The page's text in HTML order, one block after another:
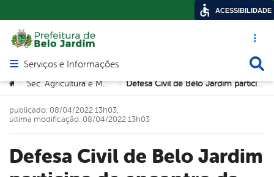
Acesso
Abrir menu principal de navegação
Serviços e Informações
Você está aqui:
> Sec. Agricultura e Meio Ambiente > Defesa Civil de Belo Jardim participa de encontro da Operação Inverno 2022 com 27 municípios do Agreste
Defesa Civil de Belo Jardim
publicado: 08/04/2022 13h03,
última modificação: 08/04/2022 13h03
ACESSIBILIDADE